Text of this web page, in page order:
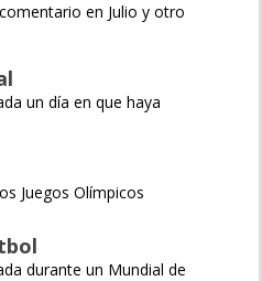
en Julio y otro
un día en que haya
Juegos Olímpicos
durante un Mundial de